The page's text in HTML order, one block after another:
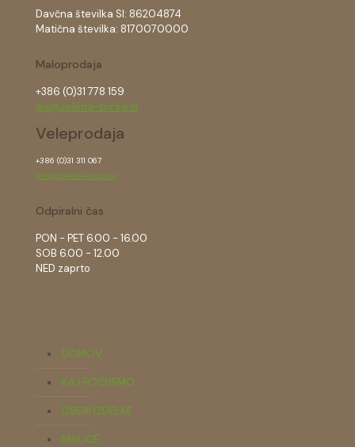
Davčna številka SI: 86204874
Matična številka: 8170070000
Maloprodaja
+386 (0)31 778 159
ms@zelena-tocka.si
Veleprodaja
+386 (0)31 311 067
info@zelena-tocka.si
Odpiralni čas
PON - PET 6.00 - 16.00
SOB 6.00 - 12.00
NED zaprto
DOMOV
KAJ POČNEMO
IZBERI IZDELKE
MALICE